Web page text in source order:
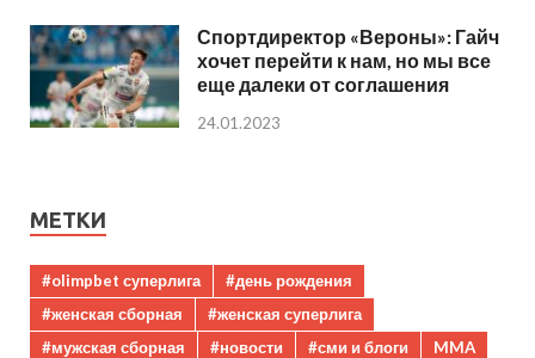
Спортдиректор «Вероны»: Гайч
хочет перейти к нам, но мы все
еще далеки от соглашения
24.01.2023
МЕТКИ
#olimpbet суперлига
#день рождения
#женская сборная
#женская суперлига
#мужская сборная
#новости #сми и блоги
MMA